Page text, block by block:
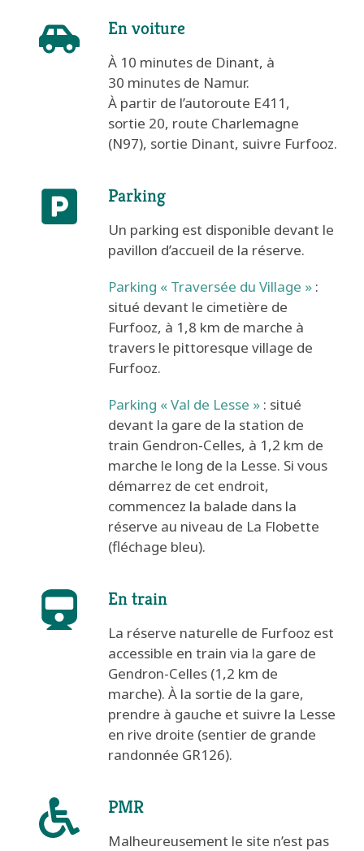
En voiture
À 10 minutes de Dinant, à
30 minutes de Namur.
À partir de l’autoroute E411,
sortie 20, route Charlemagne
(N97), sortie Dinant, suivre Furfooz.
Parking
Un parking est disponible devant le
pavillon d’accueil de la réserve.
Parking « Traversée du Village » :
situé devant le cimetière de
Furfooz, à 1,8 km de marche à
travers le pittoresque village de
Furfooz.
Parking « Val de Lesse » : situé
devant la gare de la station de
train Gendron-Celles, à 1,2 km de
marche le long de la Lesse. Si vous
démarrez de cet endroit,
commencez la balade dans la
réserve au niveau de La Flobette
(fléchage bleu).
En train
La réserve naturelle de Furfooz est
accessible en train via la gare de
Gendron-Celles (1,2 km de
marche). À la sortie de la gare,
prendre à gauche et suivre la Lesse
en rive droite (sentier de grande
randonnée GR126).
PMR
Malheureusement le site n’est pas